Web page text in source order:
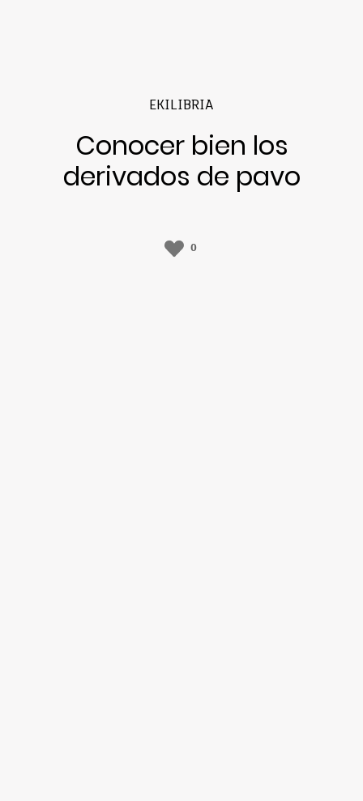
EKILIBRIA
Conocer bien los
derivados de pavo
0